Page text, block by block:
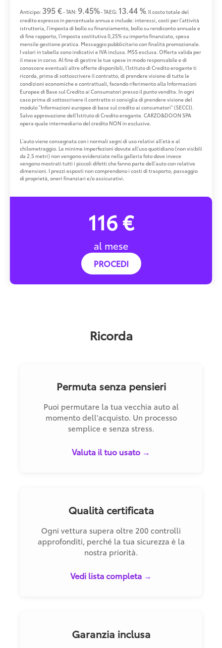
Anticipo: 395 €- TAN: 9.45%- TAEG: 13.44 %. Il costo totale del
credito espresso in percentuale annua e include: interessi, costi per l'attività
istruttoria, l'imposta di bollo su finanziamento, bollo su rendiconto annuale e
di fine rapporto, l'imposta sostitutiva 0,25% su importo finanziato, spesa
mensile gestione pratica. Messaggio pubblicitario con finalità promozionale.
I valori in tabella sono indicativi e IVA inclusa. MSS esclusa. Offerta valida per
il mese in corso. Al fine di gestire le tue spese in modo responsabile e di
conoscere eventuali altre offerte disponibili, l'Istituto di Credito erogante ti
ricorda, prima di sottoscrivere il contratto, di prendere visione di tutte le
condizioni economiche e contrattuali, facendo riferimento alla Informazioni
Europee di Base sul Credito ai Consumatori presso il punto vendita. In ogni
caso prima di sottoscrivere il contratto si consiglia di prendere visione del
modulo "Informazioni europee di base sul credito ai consumatori" (SECCI).
Salvo approvazione dell'Istituto di Credito erogante. CARZO&DOON SPA
opera quale intermediario del credito NON in esclusiva.
L'auto viene consegnata con i normali segni di uso relativi all'età e al
chilometraggio. Le minime imperfezioni dovute all'uso quotidiano (non visibili
da 2.5 metri) non vengono evidenziate nella galleria foto dove invece
vengono mostrati tutti i piccoli difetti che fanno parte dell'auto con relative
dimensioni. I prezzi esposti non comprendono i costi di trasporto, passaggio
di proprietà, oneri finanziari e/o assicurativi.
116 €
al mese
PROCEDI
Ricorda
Permuta senza pensieri
Puoi permutare la tua vecchia auto al
momento dell'acquisto. Un processo
semplice e senza stress.
Valuta il tuo usato →
Qualità certificata
Ogni vettura supera oltre 200 controlli
approfonditi, perché la tua sicurezza è la
nostra priorità.
Vedi lista completa →
Garanzia inclusa